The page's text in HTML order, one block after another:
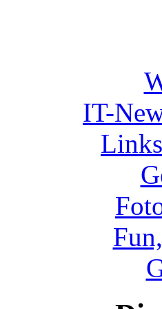
IT-